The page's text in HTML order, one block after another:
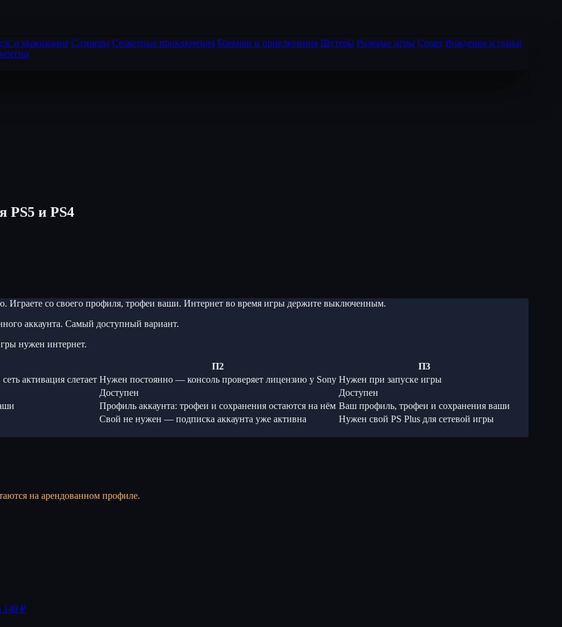
и выживание Слэшеры Сюжетные приключения Боевики и приключения Шутеры Ролевые игры Спорт Вождение и гонки
PS5 и PS4
со своего профиля, трофеи ваши. Интернет во время игры держите выключенным.
аккаунта. Самый доступный вариант.
нужен интернет.
П2
П3
активация слетает Нужен постоянно — консоль проверяет лицензию у Sony Нужен при запуске игры
Доступен
Доступен
Профиль аккаунта: трофеи и сохранения остаются на нём Ваш профиль, трофеи и сохранения ваши
Свой не нужен — подписка аккаунта уже активна
Нужен свой PS Plus для сетевой игры
на арендованном профиле.
149 ₽